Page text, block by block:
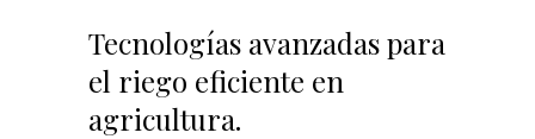
Tecnologías avanzadas para
el riego eficiente en
agricultura.